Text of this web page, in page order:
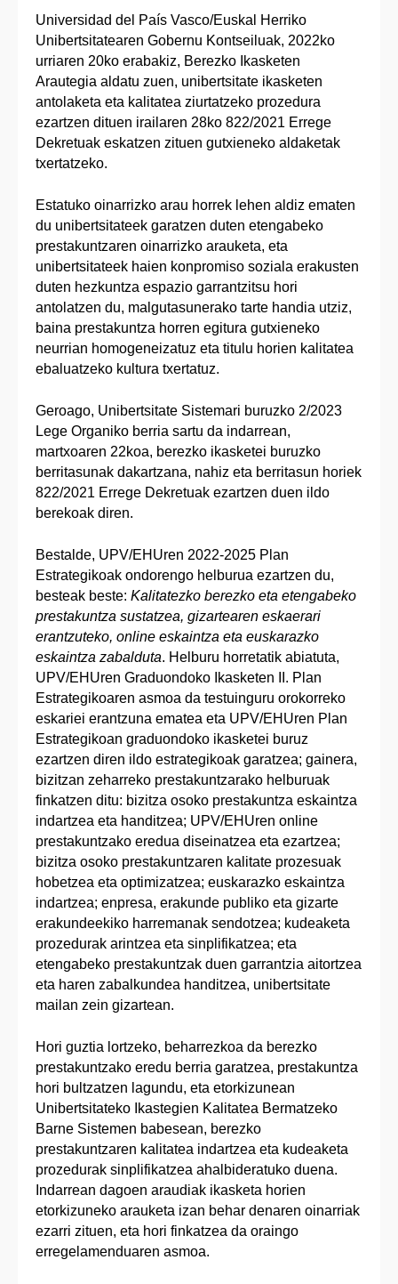
Universidad del País Vasco/Euskal Herriko
Unibertsitatearen Gobernu Kontseiluak, 2022ko
urriaren 20ko erabakiz, Berezko Ikasketen
Arautegia aldatu zuen, unibertsitate ikasketen
antolaketa eta kalitatea ziurtatzeko prozedura
ezartzen dituen irailaren 28ko 822/2021 Errege
Dekretuak eskatzen zituen gutxieneko aldaketak
txertatzeko.
Estatuko oinarrizko arau horrek lehen aldiz ematen
du unibertsitateek garatzen duten etengabeko
prestakuntzaren oinarrizko arauketa, eta
unibertsitateek haien konpromiso soziala erakusten
duten hezkuntza espazio garrantzitsu hori
antolatzen du, malgutasunerako tarte handia utziz,
baina prestakuntza horren egitura gutxieneko
neurrian homogeneizatuz eta titulu horien kalitatea
ebaluatzeko kultura txertatuz.
Geroago, Unibertsitate Sistemari buruzko 2/2023
Lege Organiko berria sartu da indarrean,
martxoaren 22koa, berezko ikasketei buruzko
berritasunak dakartzana, nahiz eta berritasun horiek
822/2021 Errege Dekretuak ezartzen duen ildo
berekoak diren.
Bestalde, UPV/EHUren 2022-2025 Plan
Estrategikoak ondorengo helburua ezartzen du,
besteak beste: Kalitatezko berezko eta etengabeko
prestakuntza sustatzea, gizartearen eskaerari
erantzuteko, online eskaintza eta euskarazko
eskaintza zabalduta. Helburu horretatik abiatuta,
UPV/EHUren Graduondoko Ikasketen II. Plan
Estrategikoaren asmoa da testuinguru orokorreko
eskariei erantzuna ematea eta UPV/EHUren Plan
Estrategikoan graduondoko ikasketei buruz
ezartzen diren ildo estrategikoak garatzea; gainera,
bizitzan zeharreko prestakuntzarako helburuak
finkatzen ditu: bizitza osoko prestakuntza eskaintza
indartzea eta handitzea; UPV/EHUren online
prestakuntzako eredua diseinatzea eta ezartzea;
bizitza osoko prestakuntzaren kalitate prozesuak
hobetzea eta optimizatzea; euskarazko eskaintza
indartzea; enpresa, erakunde publiko eta gizarte
erakundeekiko harremanak sendotzea; kudeaketa
prozedurak arintzea eta sinplifikatzea; eta
etengabeko prestakuntzak duen garrantzia aitortzea
eta haren zabalkundea handitzea, unibertsitate
mailan zein gizartean.
Hori guztia lortzeko, beharrezkoa da berezko
prestakuntzako eredu berria garatzea, prestakuntza
hori bultzatzen lagundu, eta etorkizunean
Unibertsitateko Ikastegien Kalitatea Bermatzeko
Barne Sistemen babesean, berezko
prestakuntzaren kalitatea indartzea eta kudeaketa
prozedurak sinplifikatzea ahalbideratuko duena.
Indarrean dagoen araudiak ikasketa horien
etorkizuneko arauketa izan behar denaren oinarriak
ezarri zituen, eta hori finkatzea da oraingo
erregelamenduaren asmoa.